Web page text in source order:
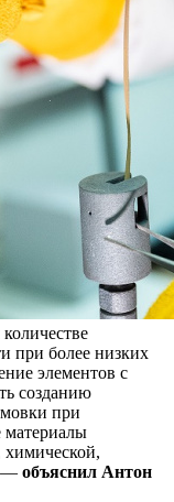
при более низких
элементов с
созданию
при
химической,
— объяснил Антон